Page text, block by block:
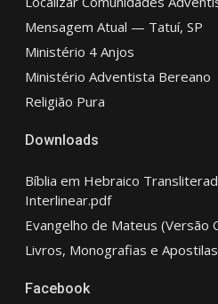
Mensagem Atual — Tatuí, SP
Ministério 4 Anjos
Ministério Adventista Bereano
Religião Pura
Downloads
Bíblia em Hebraico
Interlinear.pdf
Evangelho de Mateus (Versão
Livros, Monografias e Apostilas
Facebook